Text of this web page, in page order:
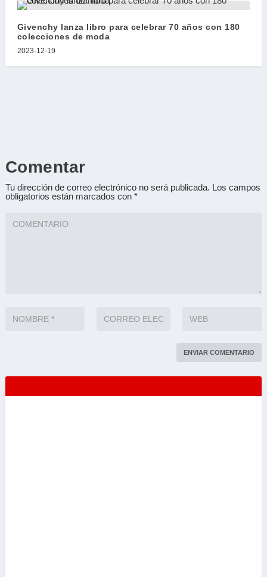
Givenchy lanza libro para celebrar 70 años con 180
colecciones de moda
2023-12-19
Comentar
Tu dirección de correo electrónico no será publicada. Los campos
obligatorios están marcados con *